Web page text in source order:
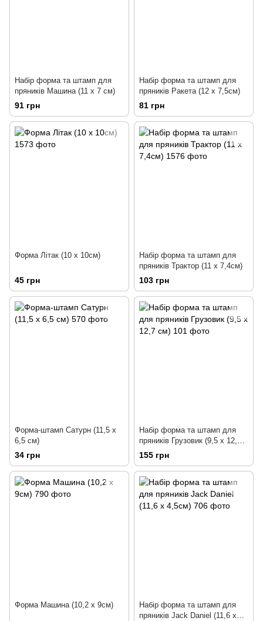
Набір форма та штамп для
пряників Машина (11 х 7 см)
91 грн
Набір форма та штамп для
пряників Ракета (12 х 7,5см)
81 грн
Форма Літак (10 х 10см)
45 грн
Набір форма та штамп для
пряників Трактор (11 х 7,4см)
103 грн
Форма-штамп Сатурн (11,5 х
6,5 см)
34 грн
Набір форма та штамп для
пряників Грузовик (9,5 х 12,7
см)
155 грн
Форма Машина (10,2 х 9см)
Набір форма та штамп для
пряників Jack Daniel (11,6 х